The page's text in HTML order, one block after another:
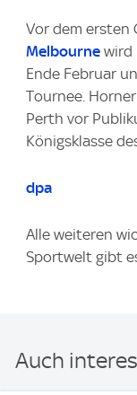
Vor dem ersten
Melbourne wird
Ende Februar
Tournee.
Perth vor
Königsklasse
dpa
Alle weiteren
Sportwelt gibt
Auch